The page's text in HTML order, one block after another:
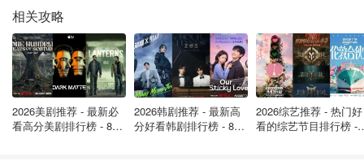
膜的分解。
温暖的茶包热敷:根据爱喝茶的英国人推荐，大家可以
用家里的红茶包热敷眼睛，红茶可以消除眼睛肿胀具有
一定的抗菌作用。烧开水后将茶包浸泡1分钟，当茶包
冷却到足够敷在眼睛上的温度把茶包放置眼周敷5-10分
相关攻略
2026美剧推荐 - 最新必
看高分美剧排行榜 - 8月
2026韩剧推荐 - 最新高
分好看韩剧排行榜 - 8月
2026综艺推荐 - 热门好
看的综艺节目排行榜 -